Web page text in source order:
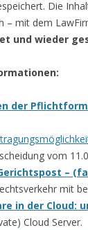
Die
– mit dem
und wieder
der
vom
–
mit
in der Cloud:
Cloud Server.